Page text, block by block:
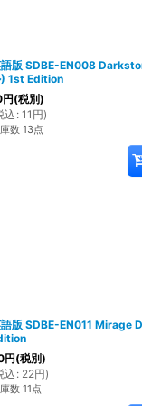
版 SDBE-EN008
1st Edition
円(税別)
込 : 11 円)
数 13点
版 SDBE-EN011 Mirage
円(税別)
込 : 22円)
数 11点